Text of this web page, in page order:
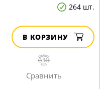
264 шт.
В КОРЗИНУ